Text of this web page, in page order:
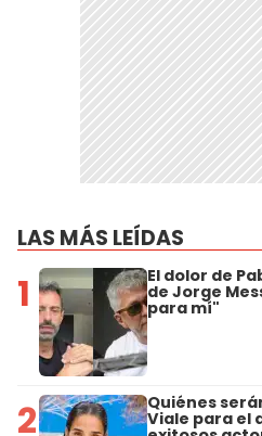
LAS MÁS LEÍDAS
1 El dolor de
de Jorge
para mí"
2 Quiénes
Viale para el